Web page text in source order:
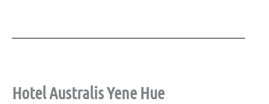
Hotel Australis Yene Hue